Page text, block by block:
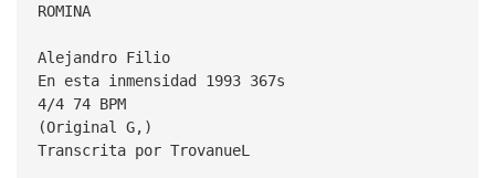
ROMINA
Alejandro Filio
En esta inmensidad 1993 367s
4/4 74 BPM
(Original G,)
Transcrita por TrovanueL